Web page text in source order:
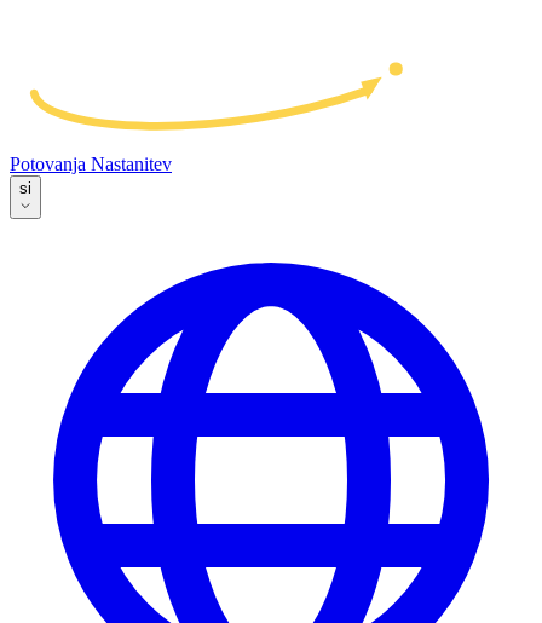
Potovanja Nastanitev
si